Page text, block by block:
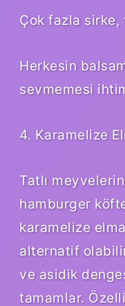
Çok fazla sirke,
Herkesin
sevmemesi
4. Karamelize
Tatlı
hamburger
karamelize
alternatif
ve asidik
tamamlar.